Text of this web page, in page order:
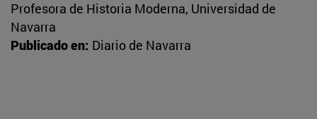
Profesora de Historia Moderna, Universidad de
Navarra
Publicado en: Diario de Navarra